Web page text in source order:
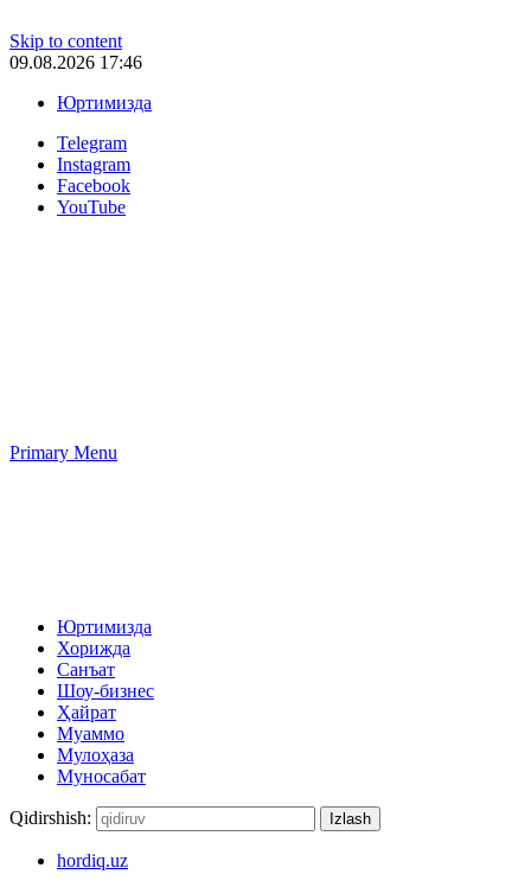
Skip to content
09.08.2026 17:46
Юртимизда
Telegram
Instagram
Facebook
YouTube
Primary Menu
Юртимизда
Хорижда
Санъат
Шоу-бизнес
Ҳайрат
Муаммо
Мулоҳаза
Муносабат
Qidirshish:
hordiq.uz